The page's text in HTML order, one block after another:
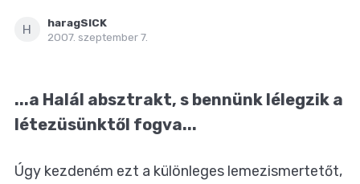
MÁSVILÁG
BLOG
H
haragSICK
2007. szeptember 7.
...a Halál absztrakt, s bennünk lélegzik a
létezüsünktől fogva...
Úgy kezdeném ezt a különleges lemezismertetőt,